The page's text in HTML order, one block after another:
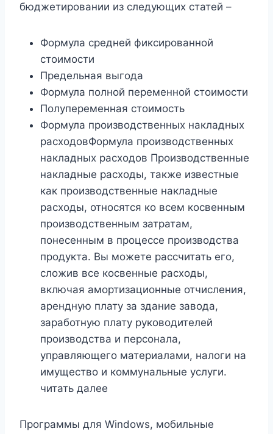
бюджетировании из следующих статей –
Формула средней фиксированной
стоимости
Предельная выгода
Формула полной переменной стоимости
Полупеременная стоимость
Формула производственных накладных
расходовФормула производственных
накладных расходов Производственные
накладные расходы, также известные
как производственные накладные
расходы, относятся ко всем косвенным
производственным затратам,
понесенным в процессе производства
продукта. Вы можете рассчитать его,
сложив все косвенные расходы,
включая амортизационные отчисления,
арендную плату за здание завода,
заработную плату руководителей
производства и персонала,
управляющего материалами, налоги на
имущество и коммунальные услуги.
читать далее
Программы для Windows, мобильные